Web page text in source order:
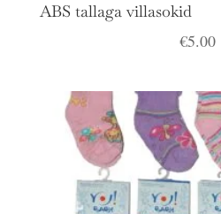
ABS tallaga villasokid
€5.00